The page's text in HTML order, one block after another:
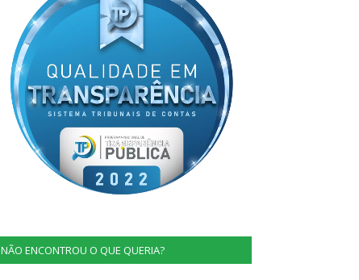
NÃO ENCONTROU O QUE QUERIA?